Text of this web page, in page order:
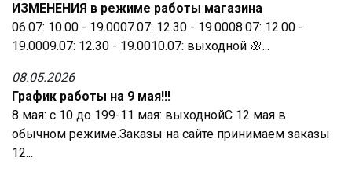
ИЗМЕНЕНИЯ в режиме работы магазина
06.07: 10.00 - 19.0007.07: 12.30 - 19.0008.07: 12.00 -
19.0009.07: 12.30 - 19.0010.07: выходной 🌸...
08.05.2026
График работы на 9 мая!!!
8 мая: с 10 до 199-11 мая: выходнойС 12 мая в
обычном режиме.Заказы на сайте принимаем заказы
12...